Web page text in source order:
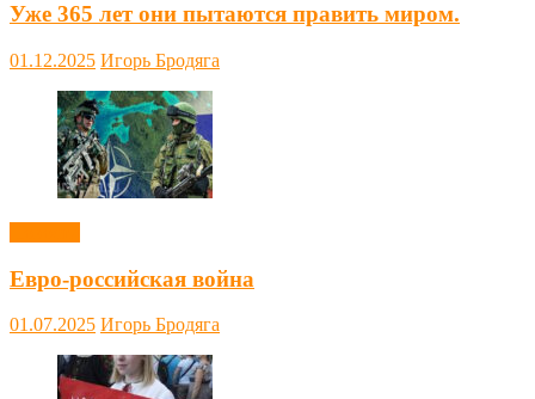
Уже 365 лет они пытаются править миром.
01.12.2025 Игорь Бродяга
Евро-российская война
01.07.2025 Игорь Бродяга